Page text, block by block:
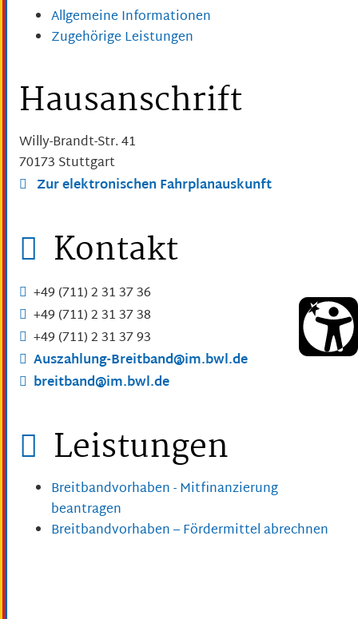
Allgemeine Informationen
Zugehörige Leistungen
Hausanschrift
Willy-Brandt-Str. 41
70173 Stuttgart
Zur elektronischen Fahrplanauskunft
Kontakt
+49 (711) 2313736
+49 (711) 2313738
+49 (711) 2313793
Auszahlung-Breitband@im.bwl.de
breitband@im.bwl.de
Leistungen
Breitbandvorhaben - Mitfinanzierung
beantragen
Breitbandvorhaben – Fördermittel abrechnen